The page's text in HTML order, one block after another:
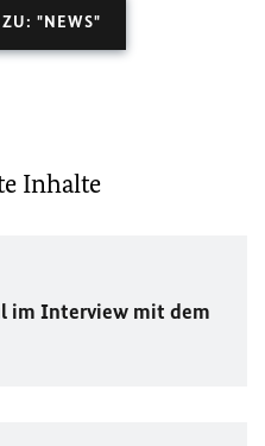
"NEWS"
Inhalte
im Interview mit dem